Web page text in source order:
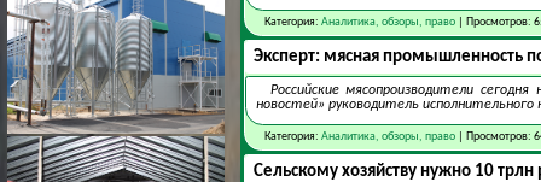
Категория: Аналитика, обзоры, право| Просмотров:
Эксперт: мясная промышленность
Российские мясопроизводители
новостей» руководитель
Категория: Аналитика, обзоры, право| Просмотров:
Сельскому хозяйству нужно 10 трлн